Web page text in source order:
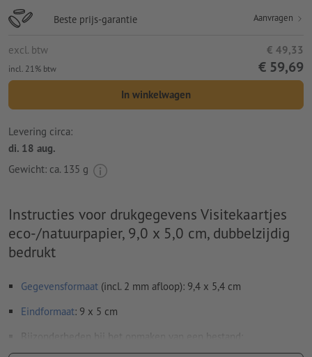
Beste prijs-garantie Aanvragen
excl. btw € 49,33
incl. 21% btw € 59,69
In winkelwagen
Levering circa:
di. 18 aug.
Gewicht: ca. 135 g
Instructies voor drukgegevens Visitekaartjes
eco-/natuurpapier, 9,0 x 5,0 cm, dubbelzijdig
bedrukt
Gegevensformaat (incl. 2 mm afloop): 9,4 x 5,4 cm
Eindformaat: 9 x 5 cm
Bijzonderheden bij het opmaken van een bestand: